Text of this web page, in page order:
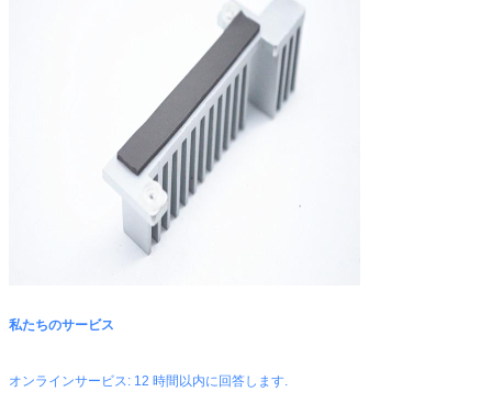
私たちのサービス
オンラインサービス: 12 時間以内に回答します.